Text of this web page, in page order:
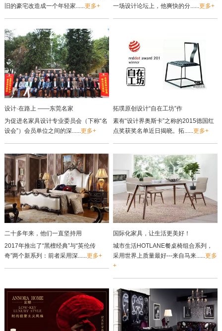
旧的豪宅改造成一个年轻家...... 更多+
一场设计论坛上，他爽快的分......更多+
设计·在路上 ——东莞名家
为促进名家具设计专业委员会（下称“名
设会”）会员单位之间的深......更多+
拓璞原创设计“自在工坊”作
素有“设计界奥斯卡”之称的2015德国红
点奖获奖名单近日揭晓。拓......更多+
二十多年来，他们一直坚持用
2017年推出了“黑檀经典”与“英伦传
奇”两个新系列：前者采用深...... 更多+
国际化家具，让生活更美好！
城市生活HOTLANE餐桌椅组合系列，
采用世界上质量最好---来自马来......更多
+